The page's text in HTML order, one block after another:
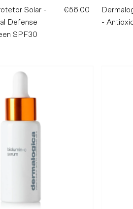
Solar -
Defense
SPF30
Preço
Normal
€56.00
-